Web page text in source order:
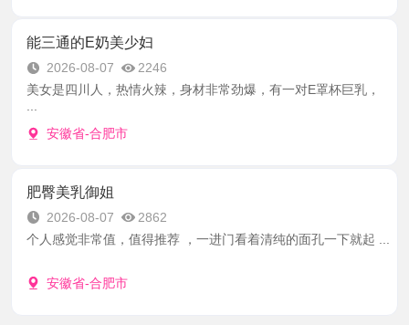
能三通的E奶美少妇
2026-08-07
2246
美女是四川人，热情火辣，身材非常劲爆，有一对E罩杯巨乳，
...
安徽省-合肥市
肥臀美乳御姐
2026-08-07
2862
个人感觉非常值，值得推荐 ，一进门看着清纯的面孔一下就起 ...
安徽省-合肥市